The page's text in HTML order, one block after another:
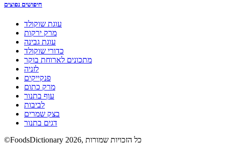
חיפושים נפוצים
עוגת שוקולד
מרק ירקות
עוגת גבינה
כדורי שוקולד
מתכונים לארוחת בוקר
לזניה
פנקייקים
מרק כתום
עוף בתנור
לביבות
בצק שמרים
דגים בתנור
©FoodsDictionary 2026, כל הזכויות שמורות